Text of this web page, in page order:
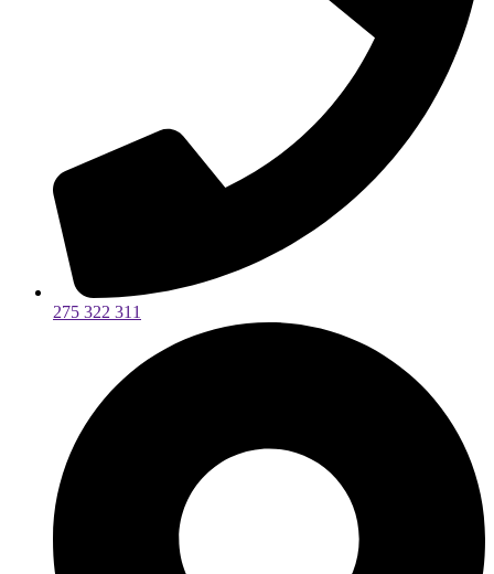
275 322 311